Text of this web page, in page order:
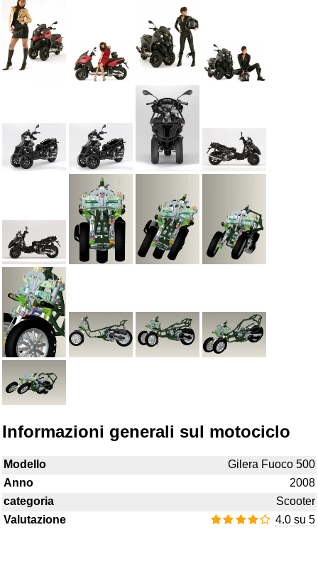
Informazioni generali sul motociclo
Modello
Gilera Fuoco 500
Anno
2008
categoria
Scooter
Valutazione
4.0 su 5